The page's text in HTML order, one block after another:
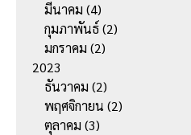
มีนาคม (4)
กุมภาพันธ์(2)
มกราคม (2)
2023
ธันวาคม (2)
พฤศจิกายน (2)
ตุลาคม (3)